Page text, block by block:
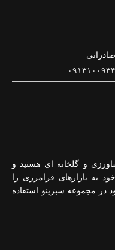
و گلخانه ای هستید و
خود به بازارهای فرامرزی را
در مجموعه سبزینو استفاده